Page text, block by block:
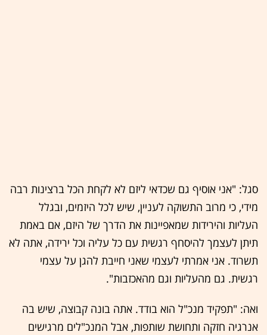
סגל: "אני אוסיף גם שכדאי ליזם לא לקחת הכל ברצינות רבה
מידי, כי מרוב התשוקה לעניין, שיש לכל היזמים, ובגלל
העליות והירידות שמאפיינות את הדרך של היזם, אם באמת
תיתן לעצמך להיסחף רגשית עם כל עליה וכל ירידה, אתה לא
תשרוד. אני אמרתי לעצמי שאני חייבת להגן על עצמי
רגשית. גם מהעליות וגם מהאכזבות".
ואה: "תפקיד מנכ"ל הוא בודד. אתה בונה קבוצה, שיש בה
אנרגיה חזקה ותחושת שותפות, אבל המנכ"לים מרגישים